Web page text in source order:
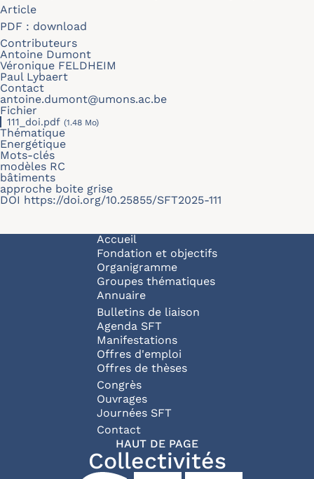
Article
PDF : download
Contributeurs
Antoine Dumont
Véronique FELDHEIM
Paul Lybaert
Contact
antoine.dumont@umons.ac.be
Fichier
111_doi.pdf (1.48 Mo)
Thématique
Energétique
Mots-clés
modèles RC
bâtiments
approche boite grise
DOI https://doi.org/10.25855/SFT2025-111
Navigation principale
Accueil
Fondation et objectifs
Organigramme
Groupes thématiques
Annuaire
Bulletins de liaison
Agenda SFT
Manifestations
Offres d'emploi
Offres de thèses
Congrès
Ouvrages
Journées SFT
Pied de page
Contact
HAUT DE PAGE
Collectivités